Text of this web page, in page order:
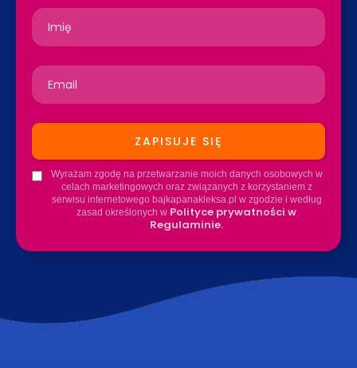
Wyrażam zgodę na przetwarzanie moich danych osobowych w
celach marketingowych oraz związanych z korzystaniem z
serwisu internetowego bajkapanakleksa.pl w zgodzie i według
zasad określonych w Polityce prywatności w
Regulaminie.